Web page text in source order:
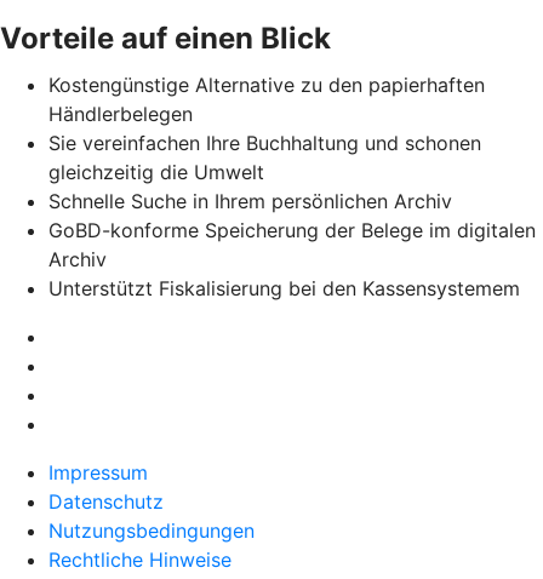
Vorteile auf einen Blick
Kostengünstige Alternative zu den papierhaften
Händlerbelegen
Sie vereinfachen Ihre Buchhaltung und schonen
gleichzeitig die Umwelt
Schnelle Suche in Ihrem persönlichen Archiv
GoBD-konforme Speicherung der Belege im digitalen
Archiv
Unterstützt Fiskalisierung bei den Kassensystemem
Impressum
Datenschutz
Nutzungsbedingungen
Rechtliche Hinweise